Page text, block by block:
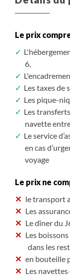
Le prix
6,
Les taxes de
Les pique-
Les
navette
Le service
en cas
voyage
Le prix ne
le transport
Les
Le dîner du
Les
dans les
en bouteille
Les